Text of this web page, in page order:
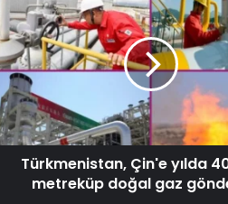
Türkmenistan, Çin'e yılda
metreküp doğal gaz